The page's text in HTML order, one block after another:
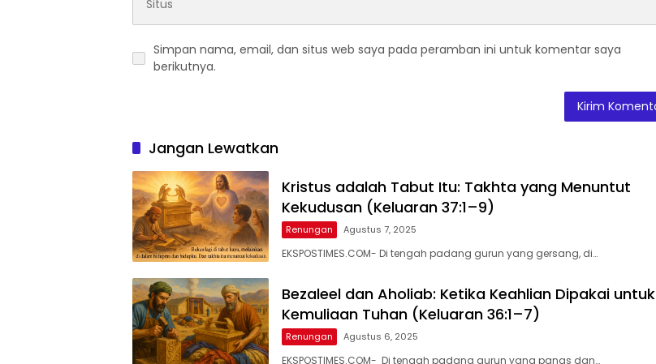
Simpan nama, email, dan situs web saya pada peramban ini untuk komentar saya
berikutnya.
Jangan Lewatkan
Kristus adalah Tabut Itu: Takhta yang Menuntut
Kekudusan (Keluaran 37:1–9)
Renungan Agustus 7, 2025
EKSPOSTIMES.COM- Di tengah padang gurun yang gersang, di…
Bezaleel dan Aholiab: Ketika Keahlian Dipakai untuk
Kemuliaan Tuhan (Keluaran 36:1–7)
Renungan Agustus 6, 2025
EKSPOSTIMES.COM- Di tengah padang gurun yang panas dan…